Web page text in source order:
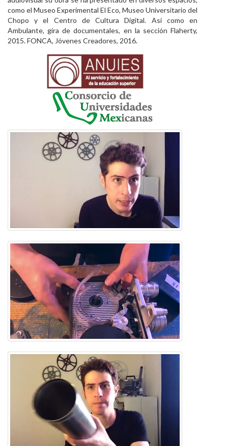
como el Museo Experimental El Eco, Museo Universitario del
Chopo y el Centro de Cultura Digital. Así como en
Ambulante, gira de documentales, en la sección Flaherty,
2015. FONCA, Jóvenes Creadores, 2016.